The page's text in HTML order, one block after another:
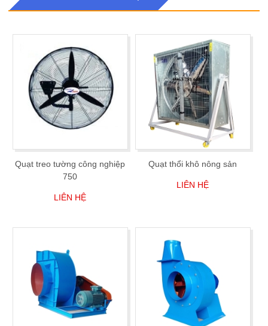
Quạt treo tường công nghiệp
750
LIÊN HỆ
Quạt thổi khô nông sản
LIÊN HỆ